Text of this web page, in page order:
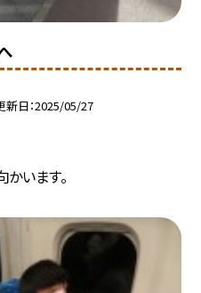
新日 2025/05/27
います。